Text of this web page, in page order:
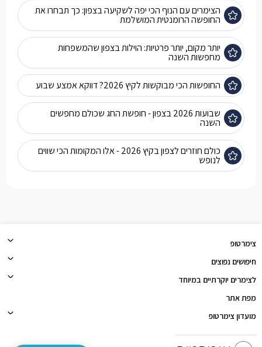
הצימרים עם הנוף הכי יפה לשקיעה בצפון: כך תבחרו את
החופשה הרומנטית המושלמת
יותר מקום, יותר פרטיות: הוילות בצפון שהמשפחות
מחפשות השנה
החופשות הכי מבוקשות לקיץ 2026? דווקא אמצע שבוע
שבועות 2026 בצפון - חופשת החג שכולם מחפשים
השנה
כולם חוזרים לצפון בקיץ 2026 - אלו המקומות הכי שווים
לנופש
צימרטופ
חיפושים נפוצים
לצימרים יוקרתיים במיוחד
מפת אתר
מועדון צימרטופ